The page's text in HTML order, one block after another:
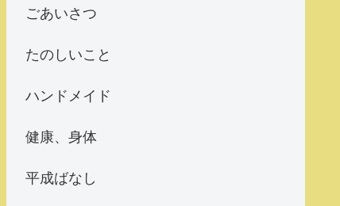
ごあいさつ
たのしいこと
ハンドメイド
健康、身体
平成ばなし